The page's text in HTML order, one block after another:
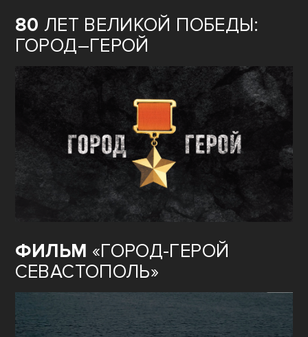
80 ЛЕТ ВЕЛИКОЙ ПОБЕДЫ:
ГОРОД–ГЕРОЙ
ФИЛЬМ «ГОРОД-ГЕРОЙ
СЕВАСТОПОЛЬ»